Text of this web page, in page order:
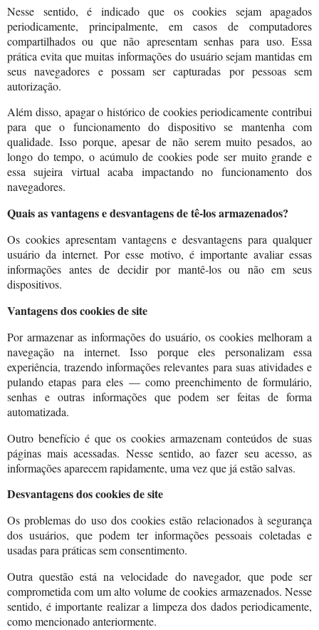
Nesse sentido, é indicado que os cookies sejam apagados
periodicamente, principalmente, em casos de computadores
compartilhados ou que não apresentam senhas para uso. Essa
prática evita que muitas informações do usuário sejam mantidas em
seus navegadores e possam ser capturadas por pessoas sem
autorização.
Além disso, apagar o histórico de cookies periodicamente contribui
para que o funcionamento do dispositivo se mantenha com
qualidade. Isso porque, apesar de não serem muito pesados, ao
longo do tempo, o acúmulo de cookies pode ser muito grande e
essa sujeira virtual acaba impactando no funcionamento dos
navegadores.
Quais as vantagens e desvantagens de tê-los armazenados?
Os cookies apresentam vantagens e desvantagens para qualquer
usuário da internet. Por esse motivo, é importante avaliar essas
informações antes de decidir por mantê-los ou não em seus
dispositivos.
Vantagens dos cookies de site
Por armazenar as informações do usuário, os cookies melhoram a
navegação na internet. Isso porque eles personalizam essa
experiência, trazendo informações relevantes para suas atividades e
pulando etapas para eles — como preenchimento de formulário,
senhas e outras informações que podem ser feitas de forma
automatizada.
Outro benefício é que os cookies armazenam conteúdos de suas
páginas mais acessadas. Nesse sentido, ao fazer seu acesso, as
informações aparecem rapidamente, uma vez que já estão salvas.
Desvantagens dos cookies de site
Os problemas do uso dos cookies estão relacionados à segurança
dos usuários, que podem ter informações pessoais coletadas e
usadas para práticas sem consentimento.
Outra questão está na velocidade do navegador, que pode ser
comprometida com um alto volume de cookies armazenados. Nesse
sentido, é importante realizar a limpeza dos dados periodicamente,
como mencionado anteriormente.